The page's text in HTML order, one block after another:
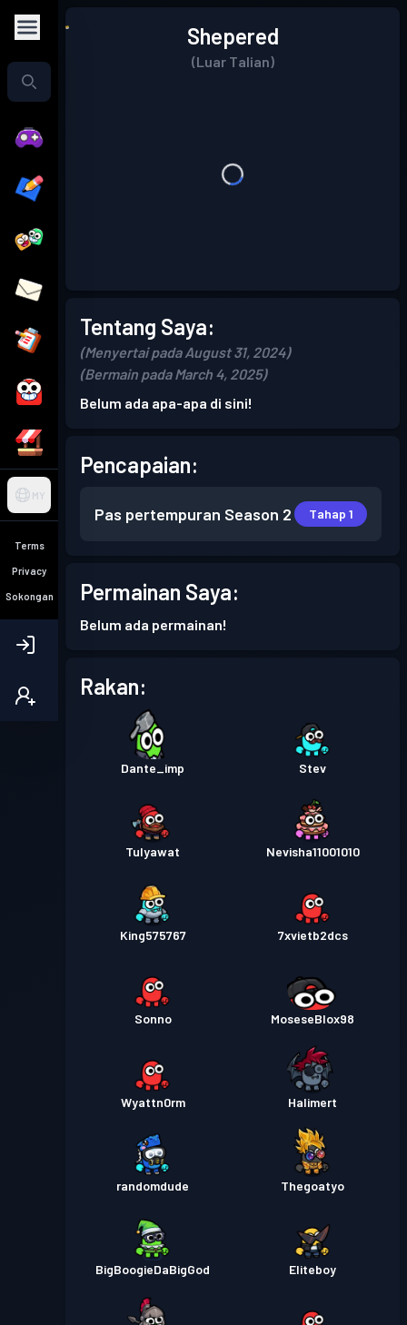
MY
Terms
Privacy
Sokongan
Shepered
(Luar Talian)
Tentang Saya:
(Menyertai pada August 31, 2024)
(Bermain pada March 4, 2025)
Belum ada apa-apa di sini!
Pencapaian:
Pas pertempuran Season 2 Tahap 1
Permainan Saya:
Belum ada permainan!
Rakan:
Dante_imp Stev
Tulyawat Nevisha11001010
King575767 7xvietb2dcs
Sonno MoseseBlox98
Wyattn0rm Halimert
randomdude Thegoatyo
BigBoogieDaBigGod Eliteboy